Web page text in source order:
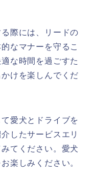
際には、リードの
なマナーを守るこ
な時間を過ごすた
けを楽しんでくだ
愛犬とドライブを
したサービスエリ
てください。愛犬
楽しみください。